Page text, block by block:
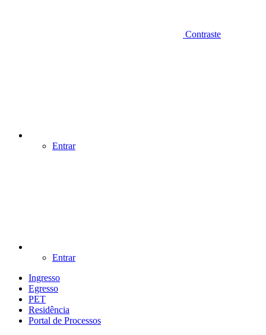
Contraste
Entrar
Entrar
Ingresso
Egresso
PET
Residência
Portal de Processos